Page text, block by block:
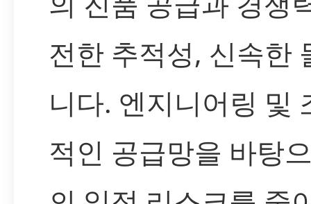
전한 추적성, 신속한
니다. 엔지니어링 및
적인 공급망을 바탕